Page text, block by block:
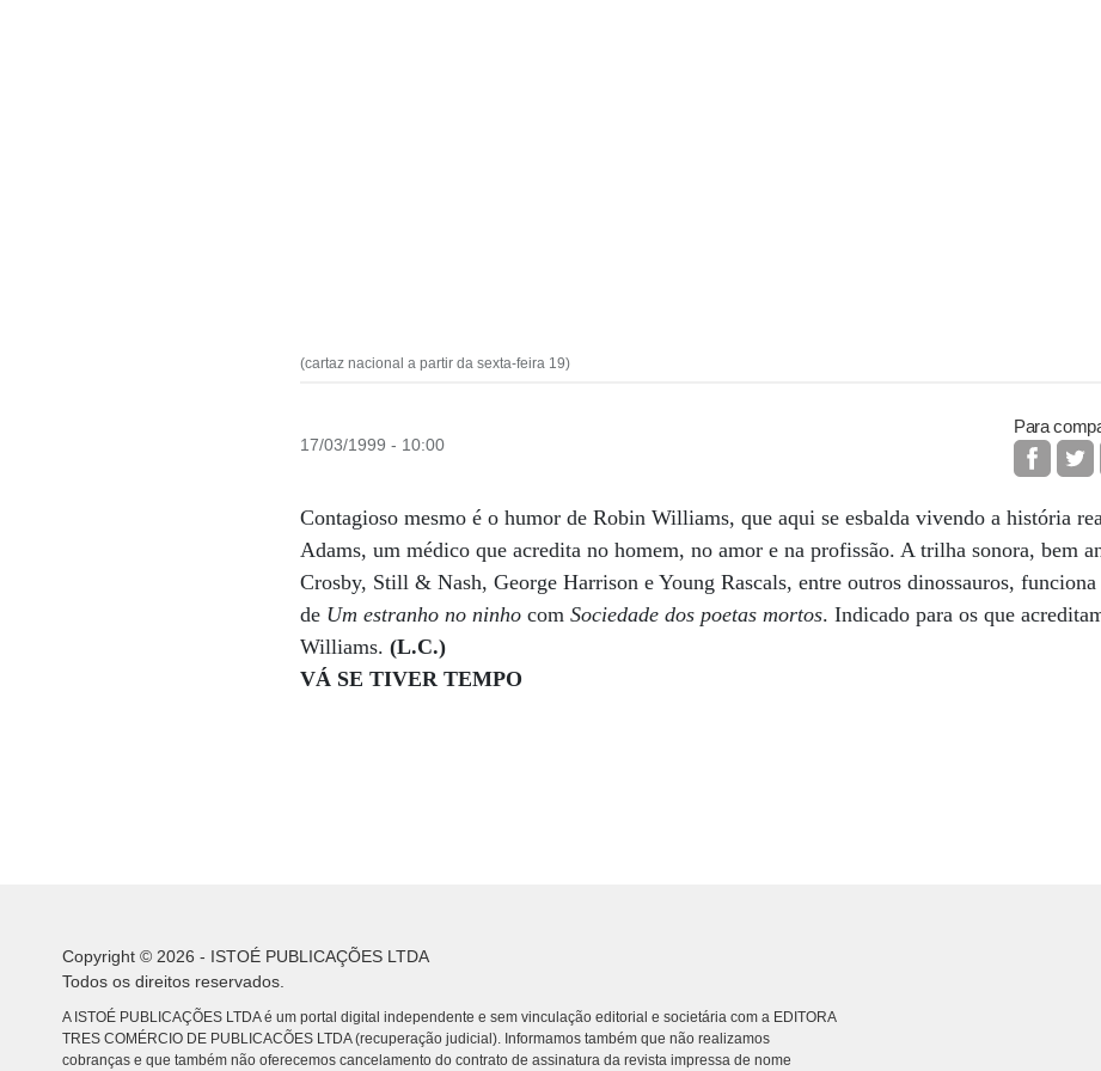
(cartaz nacional a partir da sexta-feira 19)
17/03/1999 - 10:00
Para
Contagioso mesmo é o humor de Robin Williams, que aqui se esbalda vivendo a história
Adams, um médico que acredita no homem, no amor e na profissão. A trilha sonora, bem
Crosby, Still & Nash, George Harrison e Young Rascals, entre outros dinossauros,
de Um estranho no ninho comSociedade dos poetas mortos. Indicado para os que
Williams.(L.C.)
VÁ SE TIVER TEMPO
Copyright © 2026 - ISTOÉ PUBLICAÇÕES LTDA
Todos os direitos reservados.
A ISTOÉ PUBLICAÇÕES LTDA é um portal digital independente e sem vinculação editorial e societária com a EDITORA
TRES COMÉRCIO DE PUBLICACÕES LTDA (recuperação judicial). Informamos também que não realizamos
cobranças e que também não oferecemos cancelamento do contrato de assinatura da revista impressa de nome